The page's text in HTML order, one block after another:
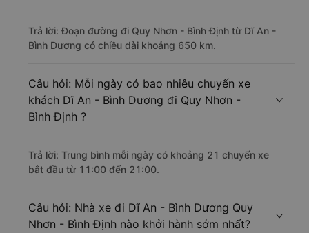
Trả lời: Đoạn đường đi Quy Nhơn - Bình Định từ Dĩ An -
Bình Dương có chiều dài khoảng 650 km.
Câu hỏi: Mỗi ngày có bao nhiêu chuyến xe
khách Dĩ An - Bình Dương đi Quy Nhơn -
Bình Định ?
Trả lời: Trung bình mỗi ngày có khoảng 21 chuyến xe
bắt đầu từ 11:00 đến 21:00.
Câu hỏi: Nhà xe đi Dĩ An - Bình Dương Quy
Nhơn - Bình Định nào khởi hành sớm nhất?